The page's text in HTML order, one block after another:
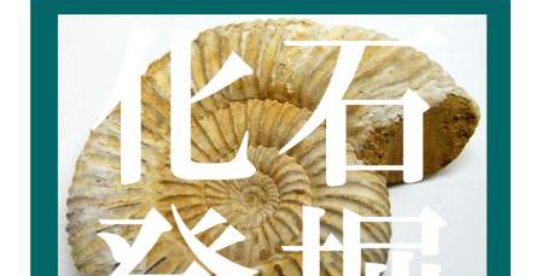
長崎市恐竜博物館
こども広場
水仙の丘
軍艦島資料館
野母崎文化センター
インフォメーションセンター
恐竜パーク体育館